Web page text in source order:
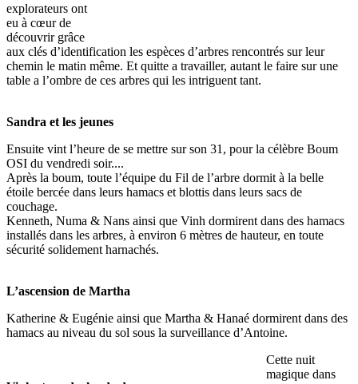
explorateurs ont
eu à cœur de
découvrir grâce
aux clés d’identification les espèces d’arbres rencontrés sur leur
chemin le matin même. Et quitte a travailler, autant le faire sur une
table a l’ombre de ces arbres qui les intriguent tant.
Sandra et les jeunes
Ensuite vint l’heure de se mettre sur son 31, pour la célèbre Boum
OSI du vendredi soir....
Après la boum, toute l’équipe du Fil de l’arbre dormit à la belle
étoile bercée dans leurs hamacs et blottis dans leurs sacs de
couchage.
Kenneth, Numa & Nans ainsi que Vinh dormirent dans des hamacs
installés dans les arbres, à environ 6 mètres de hauteur, en toute
sécurité solidement harnachés.
L’ascension de Martha
Katherine & Eugénie ainsi que Martha & Hanaé dormirent dans des
hamacs au niveau du sol sous la surveillance d’Antoine.
Cette nuit
magique dans